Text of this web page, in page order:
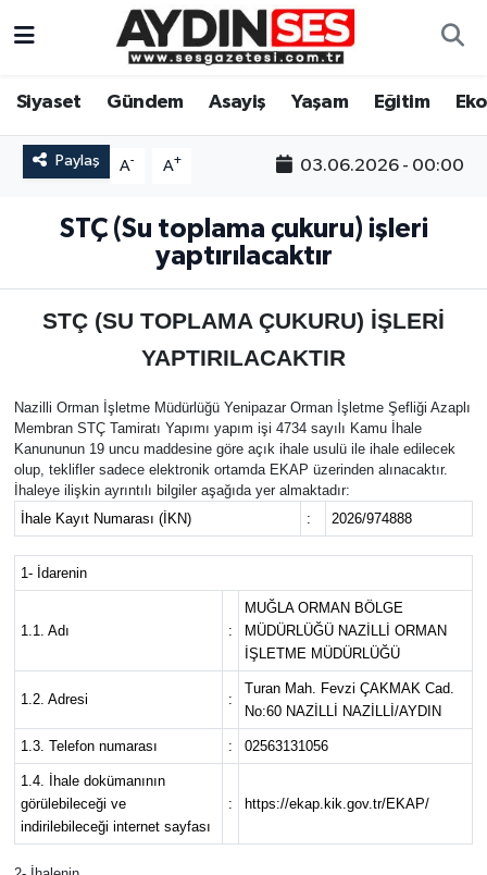
Siyaset Gündem Asayiş Yaşam Eğitim
Paylaş A- A+ 03.06.2026 - 00:00
STÇ (Su toplama çukuru) işleri
yaptırılacaktır
STÇ (SU TOPLAMA ÇUKURU) İŞLERİ
YAPTIRILACAKTIR
Nazilli Orman İşletme Müdürlüğü Yenipazar Orman İşletme Şefliği Azaplı
Membran STÇ Tamiratı Yapımı yapım işi 4734 sayılı Kamu İhale
Kanununun 19 uncu maddesine göre açık ihale usulü ile ihale edilecek
olup, teklifler sadece elektronik ortamda EKAP üzerinden alınacaktır.
İhaleye ilişkin ayrıntılı bilgiler aşağıda yer almaktadır:
İhale Kayıt Numarası (İKN)
: 2026/974888
1- İdarenin
1.1. Adı :
MUĞLA ORMAN BÖLGE
MÜDÜRLÜĞÜ NAZİLLİ ORMAN
İŞLETME MÜDÜRLÜĞÜ
1.2. Adresi :
Turan Mah. Fevzi ÇAKMAK Cad.
No:60 NAZİLLİ NAZİLLİ/AYDIN
1.3. Telefon numarası : 02563131056
1.4. İhale dokümanının
görülebileceği ve
indirilebileceği internet sayfası
: https://ekap.kik.gov.tr/EKAP/
Gündem
Ekonomi
Kültür Sanat
Spor
Aydın Hava Durumu
Aydın Trafik Yoğunluk Haritası
Tüm Manşetler
Son Dakika Haberleri
Haber Arşivi